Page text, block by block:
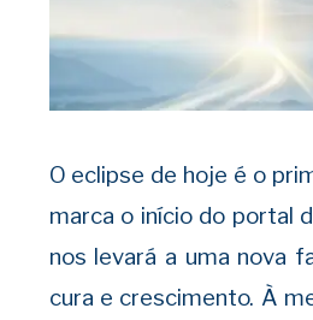
O eclipse de hoje é o
marca o início do portal
nos levará a uma nova
cura e crescimento. À